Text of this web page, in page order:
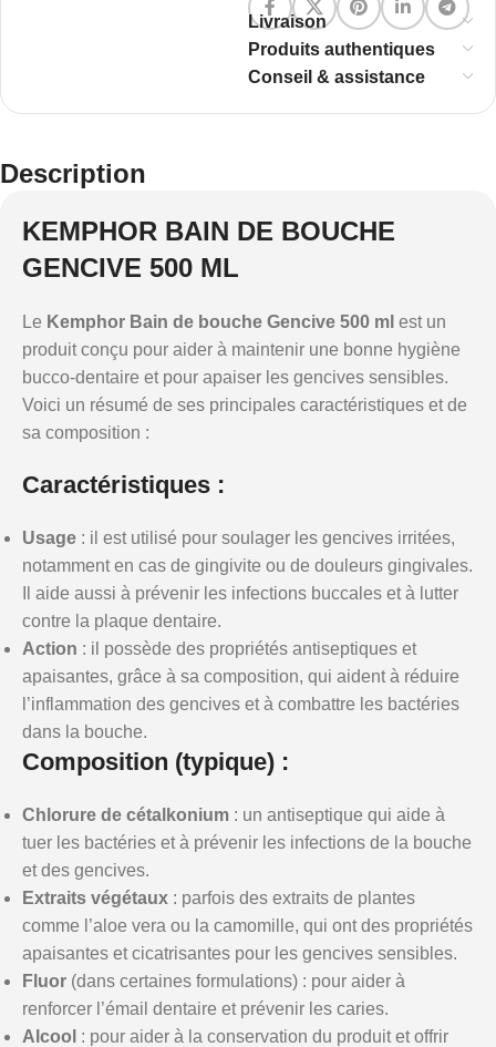
Livraison
Produits authentiques
Conseil & assistance
Description
KEMPHOR BAIN DE BOUCHE
GENCIVE 500 ML
Le Kemphor Bain de bouche Gencive 500 ml est un
produit conçu pour aider à maintenir une bonne hygiène
bucco-dentaire et pour apaiser les gencives sensibles.
Voici un résumé de ses principales caractéristiques et de
sa composition :
Caractéristiques :
Usage : il est utilisé pour soulager les gencives irritées,
notamment en cas de gingivite ou de douleurs gingivales.
Il aide aussi à prévenir les infections buccales et à lutter
contre la plaque dentaire.
Action : il possède des propriétés antiseptiques et
apaisantes, grâce à sa composition, qui aident à réduire
l’inflammation des gencives et à combattre les bactéries
dans la bouche.
Composition (typique) :
Chlorure de cétalkonium : un antiseptique qui aide à
tuer les bactéries et à prévenir les infections de la bouche
et des gencives.
Extraits végétaux : parfois des extraits de plantes
comme l’aloe vera ou la camomille, qui ont des propriétés
apaisantes et cicatrisantes pour les gencives sensibles.
Fluor (dans certaines formulations) : pour aider à
renforcer l’émail dentaire et prévenir les caries.
Alcool : pour aider à la conservation du produit et offrir